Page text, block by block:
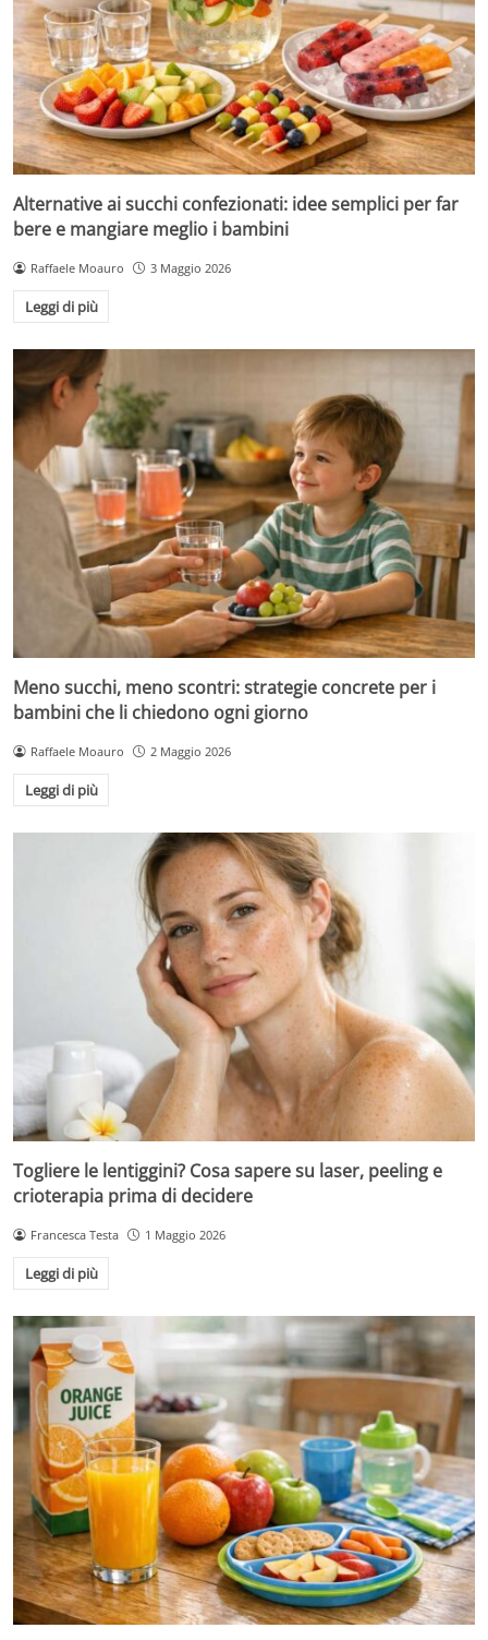
Alternative ai succhi confezionati: idee semplici per far
bere e mangiare meglio i bambini
Raffaele Moauro 3 Maggio 2026
Leggi di più
Meno succhi, meno scontri: strategie concrete per i
bambini che li chiedono ogni giorno
Raffaele Moauro 2 Maggio 2026
Leggi di più
Togliere le lentiggini? Cosa sapere su laser, peeling e
crioterapia prima di decidere
Francesca Testa 1 Maggio 2026
Leggi di più